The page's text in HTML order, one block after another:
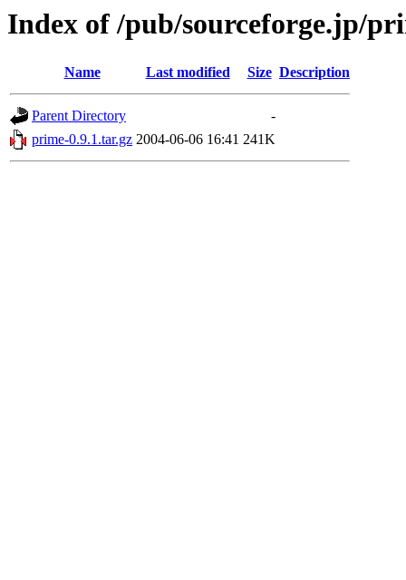
Index of /pub/sourceforge.jp/
Name Last modified Size Description
Parent Directory
-
prime-0.9.1.tar.gz 2004-06-06 16:41 241K